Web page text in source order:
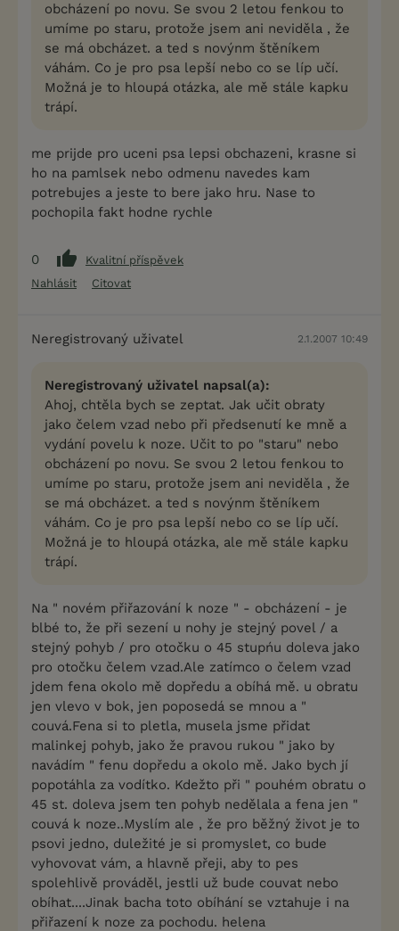
obcházení po novu. Se svou 2 letou fenkou to
umíme po staru, protože jsem ani neviděla , že
se má obcházet. a ted s novýnm štěníkem
váhám. Co je pro psa lepší nebo co se líp učí.
Možná je to hloupá otázka, ale mě stále kapku
trápí.
me prijde pro uceni psa lepsi obchazeni, krasne si
ho na pamlsek nebo odmenu navedes kam
potrebujes a jeste to bere jako hru. Nase to
pochopila fakt hodne rychle
0
Kvalitní příspěvek
Nahlásit
Citovat
Neregistrovaný uživatel 2.1.2007 10:49
Neregistrovaný uživatel napsal(a):
Ahoj, chtěla bych se zeptat. Jak učit obraty
jako čelem vzad nebo při předsenutí ke mně a
vydání povelu k noze. Učit to po "staru" nebo
obcházení po novu. Se svou 2 letou fenkou to
umíme po staru, protože jsem ani neviděla , že
se má obcházet. a ted s novýnm štěníkem
váhám. Co je pro psa lepší nebo co se líp učí.
Možná je to hloupá otázka, ale mě stále kapku
trápí.
Na " novém přiřazování k noze " - obcházení - je
blbé to, že při sezení u nohy je stejný povel / a
stejný pohyb / pro otočku o 45 stupńu doleva jako
pro otočku čelem vzad.Ale zatímco o čelem vzad
jdem fena okolo mě dopředu a obíhá mě. u obratu
jen vlevo v bok, jen poposedá se mnou a "
couvá.Fena si to pletla, musela jsme přidat
malinkej pohyb, jako že pravou rukou " jako by
navádím " fenu dopředu a okolo mě. Jako bych jí
popotáhla za vodítko. Kdežto při " pouhém obratu o
45 st. doleva jsem ten pohyb nedělala a fena jen "
couvá k noze..Myslím ale , že pro běžný život je to
psovi jedno, duležité je si promyslet, co bude
vyhovovat vám, a hlavně přeji, aby to pes
spolehlivě prováděl, jestli už bude couvat nebo
obíhat....Jinak bacha toto obíhání se vztahuje i na
přiřazení k noze za pochodu. helena